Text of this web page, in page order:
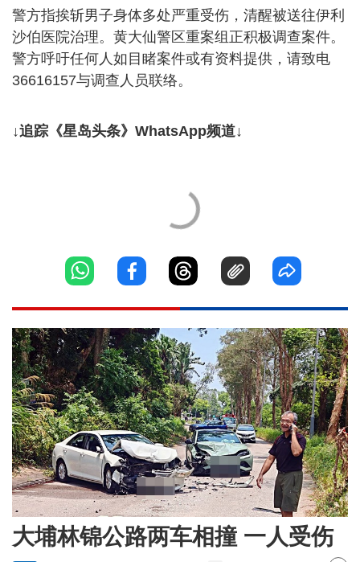
警方指挨斩男子身体多处严重受伤，清醒被送往伊利
沙伯医院治理。黄大仙警区重案组正积极调查案件。
警方呼吁任何人如目睹案件或有资料提供，请致电
36616157与调查人员联络。
↓追踪《星岛头条》WhatsApp频道↓
大埔林锦公路两车相撞 一人受伤